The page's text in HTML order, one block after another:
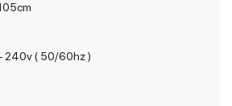
240v ( 50/60hz )